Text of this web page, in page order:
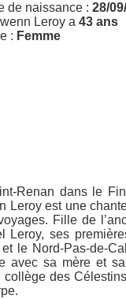
de naissance : 28/
Leroy a 43 ans
: Femme
Renan dans le
Leroy est une
Fille de
Leroy, ses
le Nord-Pas-de-
avec sa mère et
des